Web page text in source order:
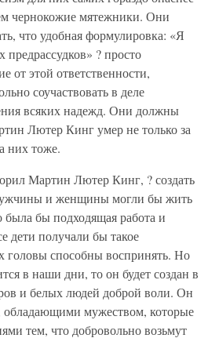
чернокожие мятежники. Они
что удобная формулировка: «Я
? просто
от этой ответственности,
соучаствовать в деле
всяких надежд. Они должны
Лютер Кинг умер не только за
них тоже.
Мартин Лютер Кинг, ? создать
и женщины могли бы жить
была бы подходящая работа и
дети получали бы такое
головы способны воспринять. Но
в наши дни, то он будет создан в
и белых людей доброй воли. Он
обладающими мужеством, которые
тем, что добровольно возьмут